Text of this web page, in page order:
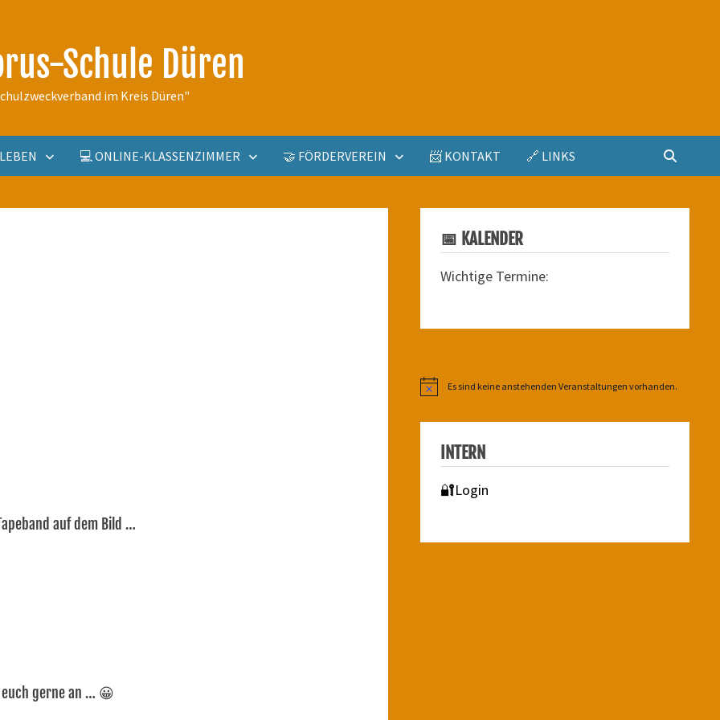
Schule Düren
im Kreis Düren"
💻 ONLINE-KLASSENZIMMER 🤝 FÖRDERVEREIN 📨 KONTAKT 🔗 LINKS
auf dem Bild …
gerne an … 😀
📅 KALENDER
Wichtige Termine:
HinweisEs sind keine anstehenden Veranstaltungen vorhanden.
INTERN
🔐Login